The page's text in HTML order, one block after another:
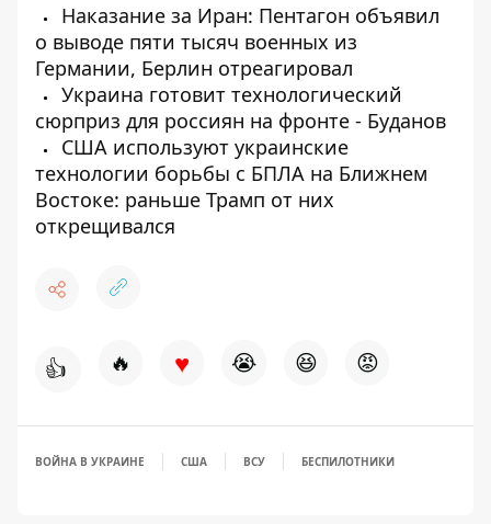
Наказание за Иран: Пентагон объявил
о выводе пяти тысяч военных из
Германии, Берлин отреагировал
Украина готовит технологический
сюрприз для россиян на фронте - Буданов
США используют украинские
технологии борьбы с БПЛА на Ближнем
Востоке: раньше Трамп от них
открещивался
👍 🔥 ♥ 😭 😆 😡
ВОЙНА В УКРАИНЕ США ВСУ БЕСПИЛОТНИКИ